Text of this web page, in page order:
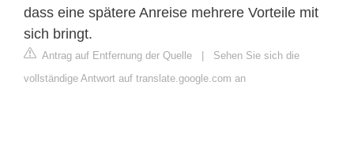
dass eine spätere Anreise mehrere Vorteile mit
sich bringt.
Antrag auf Entfernung der Quelle | Sehen Sie sich die
vollständige Antwort auf translate.google.com an